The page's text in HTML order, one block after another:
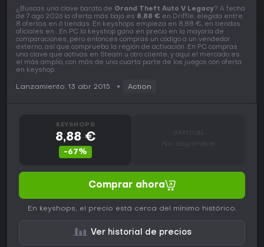
¿Buscas una clave barata de Grand Theft Auto V Legacy? A fecha
de 7 ago 2026 la oferta más baja es 8,88 € en Driffle, elegida entre
8 ofertas en 6 tiendas. En keyshops empieza en 8,88 €, en tiendas
oficiales en . En PC la keyshop gana en precio en la mayoría de
comparaciones, pero entonces compras un código a un vendedor
externo, así que comprueba la región de activación. En PC compras
una clave que activas en Steam u otro cliente, y aquí el mercado es
el más amplio, con más de una cuarta parte de los juegos con oferta
en keyshop.
Lanzamiento: 13 abr 2015 Action
KEYSHOPS
8,88 €
-67%
No disponible
Comprar ahora
En keyshops, el precio está cerca del mínimo histórico.
Ver historial de precios